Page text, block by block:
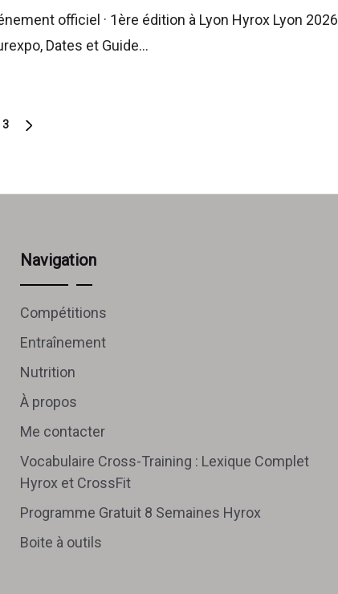
officiel · 1ère édition à Lyon Hyrox Lyon 2026
Dates et Guide…
3
Navigation
Compétitions
Entraînement
Nutrition
À propos
Me contacter
Vocabulaire Cross-Training : Lexique Complet
Hyrox et CrossFit
Programme Gratuit 8 Semaines Hyrox
Boite à outils